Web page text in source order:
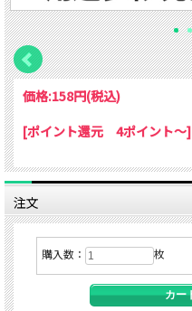
価格:158円(税込)
[ポイント還元 4ポイント～]
注文
購入数： 枚